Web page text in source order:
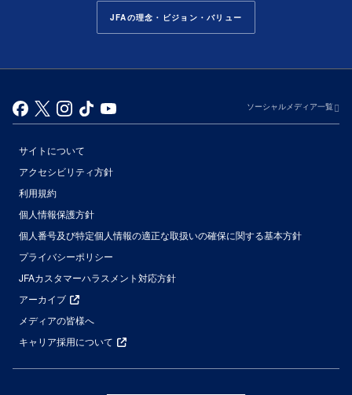
JFAの理念・ビジョン・バリュー
ソーシャルメディア一覧
サイトについて
アクセシビリティ方針
利用規約
個人情報保護方針
個人番号及び特定個人情報の適正な取扱いの確保に関する基本方針
プライバシーポリシー
JFAカスタマーハラスメント対応方針
アーカイブ
メディアの皆様へ
キャリア採用について